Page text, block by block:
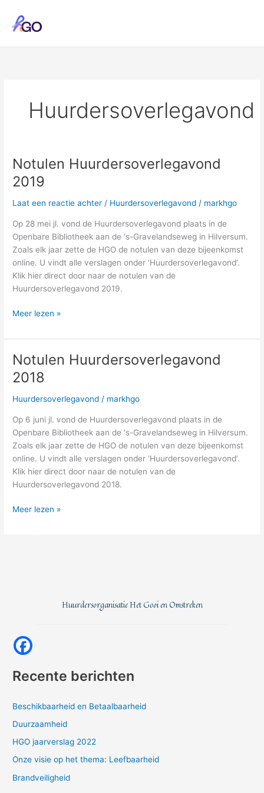
naar
inhoud
Huurdersoverlegavond
Notulen Huurdersoverlegavond
2019
Laat een reactie achter / Huurdersoverlegavond / markhgo
Op 28 mei jl. vond de Huurdersoverlegavond plaats in de
Openbare Bibliotheek aan de ‘s-Gravelandseweg in Hilversum.
Zoals elk jaar zette de HGO de notulen van deze bijeenkomst
online. U vindt alle verslagen onder ‘Huurdersoverlegavond’.
Klik hier direct door naar de notulen van de
Huurdersoverlegavond 2019.
Notulen
2019
Meer lezen »
Notulen Huurdersoverlegavond
2018
Huurdersoverlegavond / markhgo
Op 6 juni jl. vond de Huurdersoverlegavond plaats in de
Openbare Bibliotheek aan de ‘s-Gravelandseweg in Hilversum.
Zoals elk jaar zette de HGO de notulen van deze bijeenkomst
online. U vindt alle verslagen onder ‘Huurdersoverlegavond’.
Klik hier direct door naar de notulen van de
Huurdersoverlegavond 2018.
Notulen
Meer lezen »
Huurdersorganisatie Het Gooi en Omstreken
Recente berichten
Beschikbaarheid en Betaalbaarheid
Duurzaamheid
HGO jaarverslag 2022
Onze visie op het thema: Leefbaarheid
Brandveiligheid